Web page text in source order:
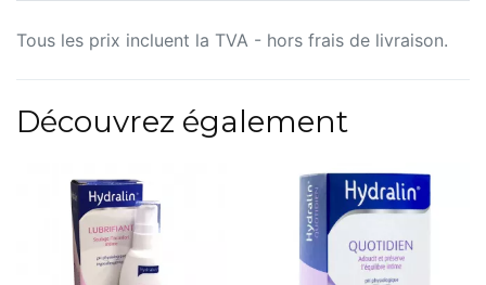
Tous les prix incluent la TVA - hors frais de livraison.
Découvrez également